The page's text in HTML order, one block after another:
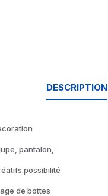
DESCRIPTION
pantalon,
de bottes